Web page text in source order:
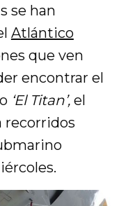
se han
Atlántico
que ven
encontrar el
‘El Titan’, el
recorridos